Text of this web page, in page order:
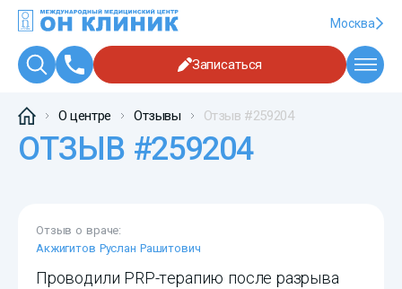
Москва
Записаться
О центре Отзывы Отзыв #259204
ОТЗЫВ #259204
Отзыв о враче:
Акжигитов Руслан Рашитович
Проводили PRP-терапию после разрыва